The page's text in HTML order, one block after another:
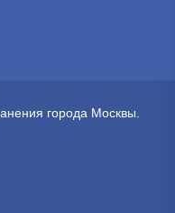
города Москвы.